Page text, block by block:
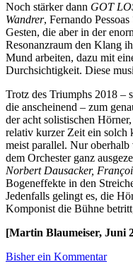
Noch stärker dann GOT
Wandrer, Fernando Pessoas
Gesten, die aber in der
Resonanzraum den Klang
Mund arbeiten, dazu mit
Durchsichtigkeit. Diese
Trotz des Triumphs 2018 –
die anscheinend – zum
der acht solistischen
relativ kurzer Zeit ein solch
meist parallel. Nur
dem Orchester ganz
Norbert Dausacker,
Bogeneffekte in den
Jedenfalls gelingt es, die
Komponist die Bühne
[Martin Blaumeiser, Juni
Bisher ein Kommentar